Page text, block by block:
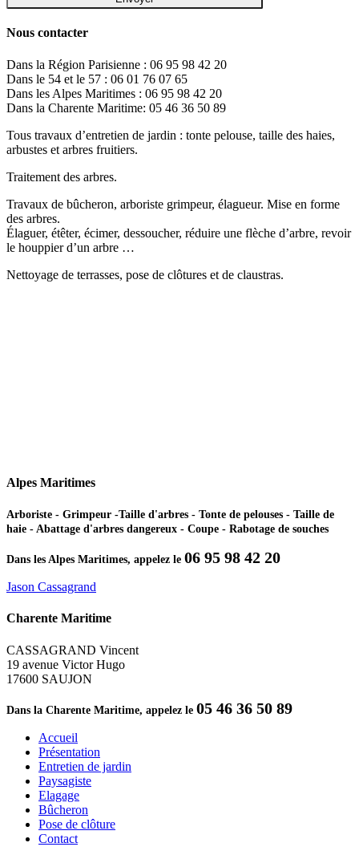
Nous contacter
Dans la Région Parisienne : 06 95 98 42 20
Dans le 54 et le 57 : 06 01 76 07 65
Dans les Alpes Maritimes : 06 95 98 42 20
Dans la Charente Maritime: 05 46 36 50 89
Tous travaux d’entretien de jardin : tonte pelouse, taille des haies,
arbustes et arbres fruitiers.
Traitement des arbres.
Travaux de bûcheron, arboriste grimpeur, élagueur. Mise en forme
des arbres.
Élaguer, étêter, écimer, dessoucher, réduire une flèche d’arbre, revoir
le houppier d’un arbre …
Nettoyage de terrasses, pose de clôtures et de claustras.
Alpes Maritimes
Arboriste - Grimpeur -Taille d'arbres - Tonte de pelouses - Taille de
haie - Abattage d'arbres dangereux - Coupe - Rabotage de souches
Dans les Alpes Maritimes, appelez le 06 95 98 42 20
Jason Cassagrand
Charente Maritime
CASSAGRAND Vincent
19 avenue Victor Hugo
17600 SAUJON
Dans la Charente Maritime, appelez le 05 46 36 50 89
Accueil
Présentation
Entretien de jardin
Paysagiste
Elagage
Bûcheron
Pose de clôture
Contact